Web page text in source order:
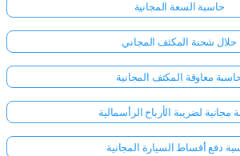
حاسبة السعة المجانية
حلال شحنة المكثف المجاني
معاوقة المكثف المجانية
مجانية لضريبة الأرباح الرأسمالية
دفع أقساط السيارة المجانية